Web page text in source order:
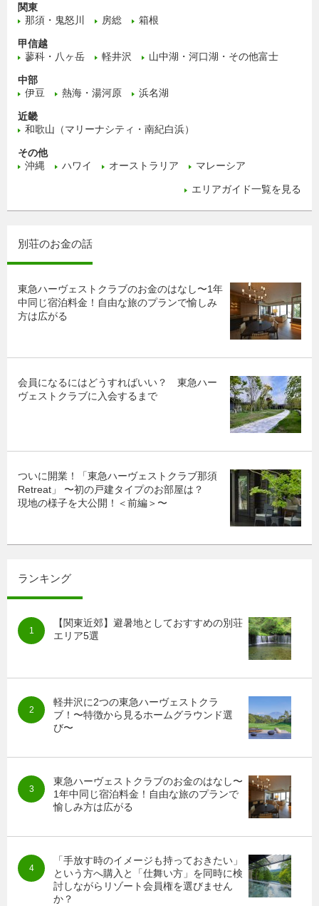
関東
那須・鬼怒川
房総 箱根
甲信越
蓼科・八ヶ岳
軽井沢 山中湖・河口湖・その他富士
中部
伊豆
熱海・湯河原 浜名湖
近畿
和歌山（マリーナシティ・南紀白浜）
その他
沖縄
ハワイ オーストラリア マレーシア
エリアガイド一覧を見る
別荘のお金の話
東急ハーヴェストクラブのお金のはなし〜1年
中同じ宿泊料金！自由な旅のプランで愉しみ
方は広がる
会員になるにはどうすればいい？ 東急ハー
ヴェストクラブに入会するまで
ついに開業！「東急ハーヴェストクラブ那須
Retreat」 〜初の戸建タイプのお部屋は？
現地の様子を大公開！＜前編＞〜
ランキング
【関東近郊】避暑地としておすすめの別荘
エリア5選
軽井沢に2つの東急ハーヴェストクラ
ブ！〜特徴から見るホームグラウンド選
び〜
東急ハーヴェストクラブのお金のはなし〜
1年中同じ宿泊料金！自由な旅のプランで
愉しみ方は広がる
「手放す時のイメージも持っておきたい」
という方へ購入と「仕舞い方」を同時に検
討しながらリゾート会員権を選びません
か？